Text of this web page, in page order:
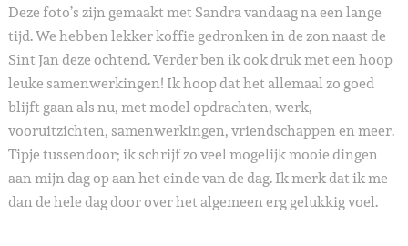
Deze foto’s zijn gemaakt met Sandra vandaag na een lange
tijd. We hebben lekker koffie gedronken in de zon naast de
Sint Jan deze ochtend. Verder ben ik ook druk met een hoop
leuke samenwerkingen! Ik hoop dat het allemaal zo goed
blijft gaan als nu, met model opdrachten, werk,
vooruitzichten, samenwerkingen, vriendschappen en meer.
Tipje tussendoor; ik schrijf zo veel mogelijk mooie dingen
aan mijn dag op aan het einde van de dag. Ik merk dat ik me
dan de hele dag door over het algemeen erg gelukkig voel.